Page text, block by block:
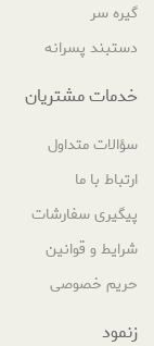
گیره سر
دستبند پسرانه
خدمات مشتریان
سؤالات متداول
ارتباط با ما
پیگیری سفارشات
شرایط و قوانین
حریم خصوصی
زنمود